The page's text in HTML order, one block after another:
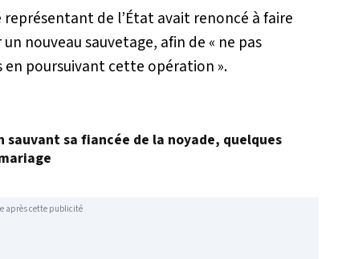
de l’État avait renoncé à faire
nouveau sauvetage, afin de « ne pas
en poursuivant cette opération ».
sauvant sa fiancée de la noyade, quelques
après cette publicité